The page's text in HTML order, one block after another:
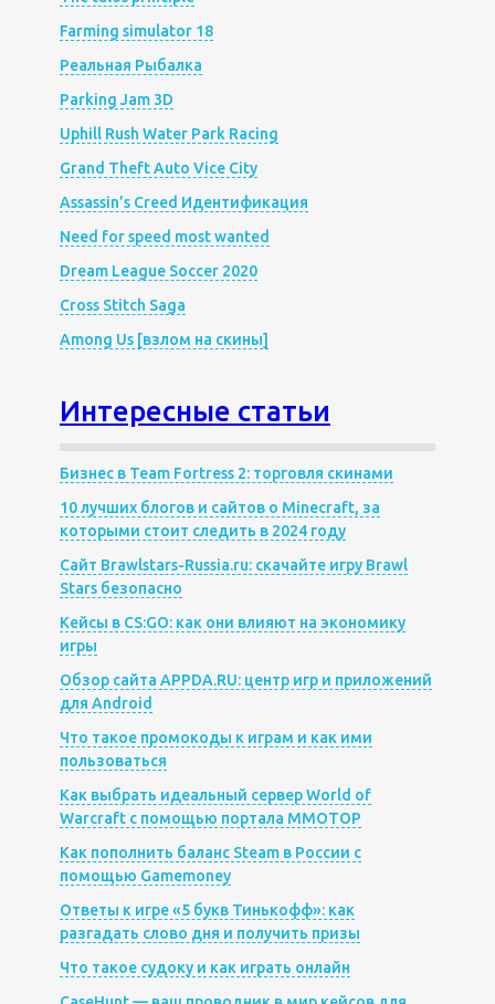
Farming simulator 18
Реальная Рыбалка
Parking Jam 3D
Uphill Rush Water Park Racing
Grand Theft Auto Vice City
Assassin’s Creed Идентификация
Need for speed most wanted
Dream League Soccer 2020
Cross Stitch Saga
Among Us [взлом на скины]
Интересные статьи
Бизнес в Team Fortress 2: торговля скинами
10 лучших блогов и сайтов о Minecraft, за
которыми стоит следить в 2024 году
Сайт Brawlstars-Russia.ru: скачайте игру Brawl
Stars безопасно
Кейсы в CS:GO: как они влияют на экономику
игры
Обзор сайта APPDA.RU: центр игр и приложений
для Android
Что такое промокоды к играм и как ими
пользоваться
Как выбрать идеальный сервер World of
Warcraft с помощью портала MMOTOP
Как пополнить баланс Steam в России с
помощью Gamemoney
Ответы к игре «5 букв Тинькофф»: как
разгадать слово дня и получить призы
Что такое судоку и как играть онлайн